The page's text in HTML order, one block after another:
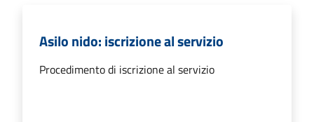
Asilo nido: iscrizione al servizio
Procedimento di iscrizione al servizio